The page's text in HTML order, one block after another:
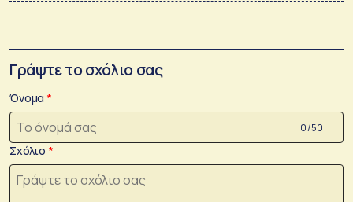
Γράψτε το σχόλιο σας
Όνομα
0 /50
Σχόλιο